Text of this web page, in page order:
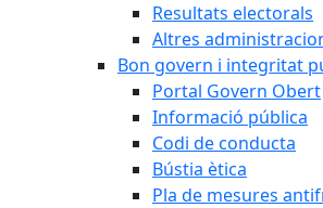
Resultats electorals
Altres
Bon govern i integritat
Portal Govern Obert
Informació pública
Codi de conducta
Bústia ètica
Pla de mesures